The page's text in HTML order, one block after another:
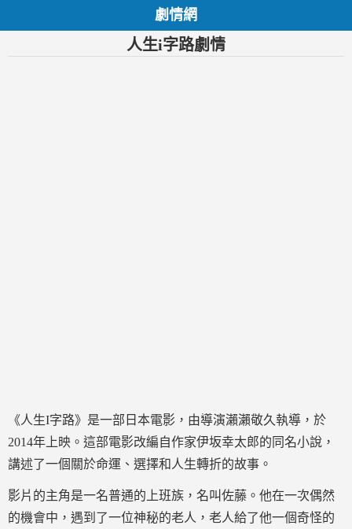
劇情網
人生i字路劇情
《人生I字路》是一部日本電影，由導演瀨瀨敬久執導，於
2014年上映。這部電影改編自作家伊坂幸太郎的同名小說，
講述了一個關於命運、選擇和人生轉折的故事。
影片的主角是一名普通的上班族，名叫佐藤。他在一次偶然
的機會中，遇到了一位神秘的老人，老人給了他一個奇怪的